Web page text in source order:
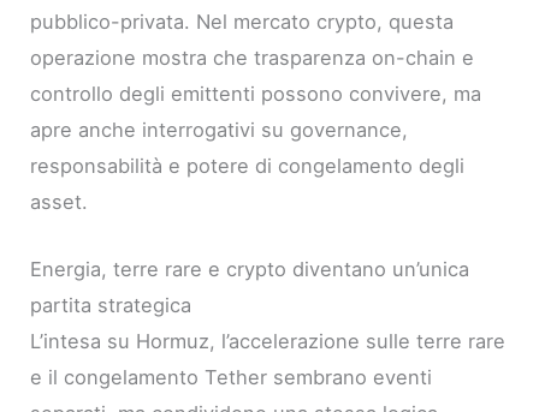
pubblico-privata. Nel mercato crypto, questa
operazione mostra che trasparenza on-chain e
controllo degli emittenti possono convivere, ma
apre anche interrogativi su governance,
responsabilità e potere di congelamento degli
asset.
Energia, terre rare e crypto diventano un’unica
partita strategica
L’intesa su Hormuz, l’accelerazione sulle terre rare
e il congelamento Tether sembrano eventi